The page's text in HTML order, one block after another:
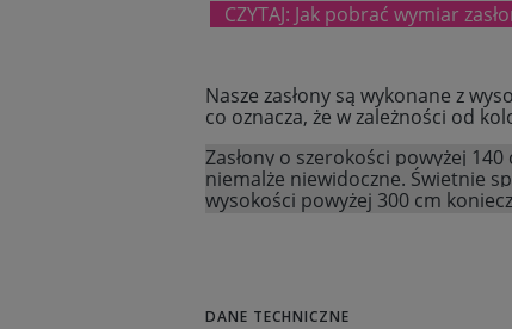
CZYTAJ: Jak pobrać wymiar
Nasze zasłony są wykonane z
co oznacza, że w zależności od
Zasłony o szerokości powyżej
niemalże niewidoczne. Świetnie
wysokości powyżej 300 cm
DANE TECHNICZNE